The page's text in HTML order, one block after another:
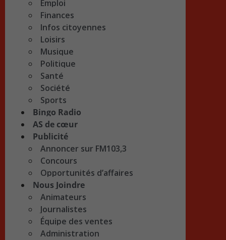
Emploi
Finances
Infos citoyennes
Loisirs
Musique
Politique
Santé
Société
Sports
Bingo Radio
AS de cœur
Publicité
Annoncer sur FM103,3
Concours
Opportunités d’affaires
Nous Joindre
Animateurs
Journalistes
Équipe des ventes
Administration